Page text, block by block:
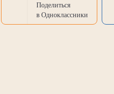
Поделиться
в Одноклассники